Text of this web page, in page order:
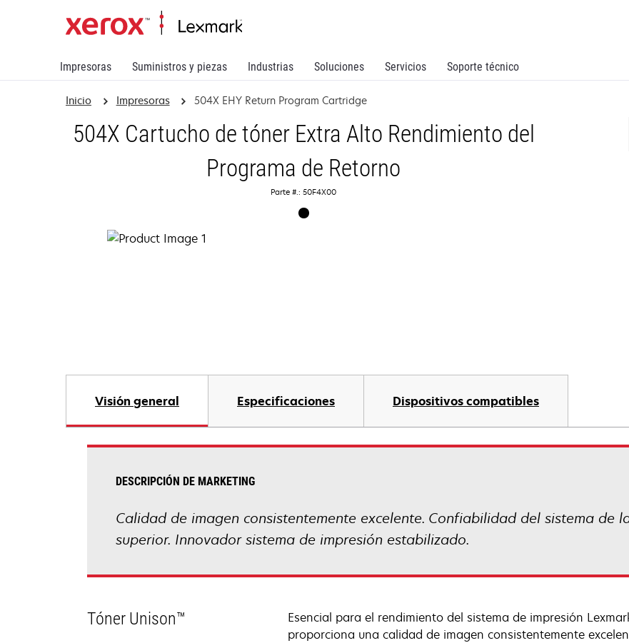
Impresoras Suministros y piezas Industrias Soluciones Servicios Soporte técnico
Inicio Impresoras 504X EHY Return Program Cartridge
504X Cartucho de tóner Extra Alto Rendimiento del
Programa de Retorno
Parte #.: 50F4X00
Visión general Especificaciones Dispositivos compatibles
DESCRIPCIÓN DE MARKETING
Calidad de imagen consistentemente excelente. Confiabilidad del sistema de
superior. Innovador sistema de impresión estabilizado.
Tóner Unison™
Esencial para el rendimiento del sistema de impresión
proporciona una calidad de imagen consistentemente